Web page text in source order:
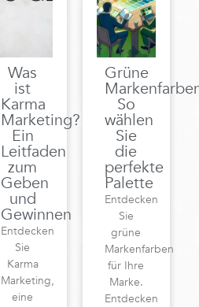
Was
ist
Karma
Marketing?
Ein
Leitfaden
zum
Geben
und
Gewinnen
Entdecken
Sie
Karma
Marketing,
eine
Grüne
So
wählen
Sie
die
perfekte
Palette
Entdecken
Sie
grüne
Markenfarben
für Ihre
Marke.
Entdecken